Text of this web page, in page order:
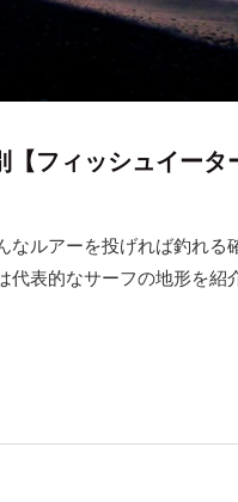
フィッシュイータ
ルアーを投げれば釣れる
表的なサーフの地形を紹